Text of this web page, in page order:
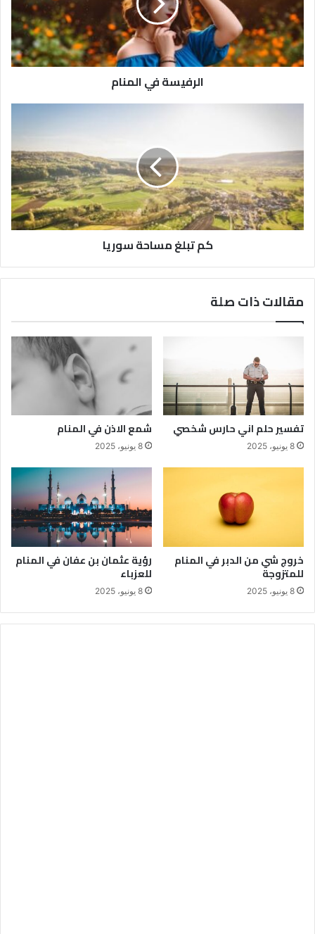
الرفيسة في المنام
كم تبلغ مساحة سوريا
مقالات ذات صلة
تفسير حلم اني حارس شخصي
8 يونيو، 2025
شمع الاذن في المنام
8 يونيو، 2025
خروج شي من الدبر في المنام
للمتزوجة
8 يونيو، 2025
رؤية عثمان بن عفان في المنام
للعزباء
8 يونيو، 2025